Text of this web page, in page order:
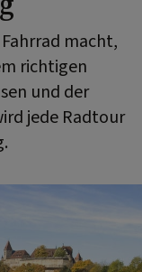
macht,
richtigen
und der
jede Radtour